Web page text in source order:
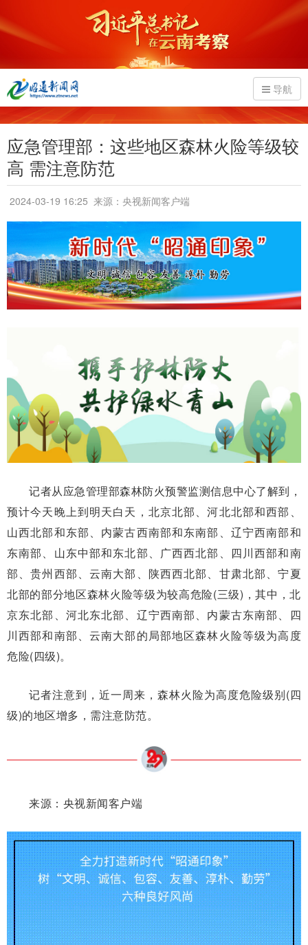
导航
应急管理部：这些地区森林火险等级较
高 需注意防范
2024-03-19 16:25 来源：央视新闻客户端
记者从应急管理部森林防火预警监测信息中心了解到，
预计今天晚上到明天白天，北京北部、河北北部和西部、
山西北部和东部、内蒙古西南部和东南部、辽宁西南部和
东南部、山东中部和东北部、广西西北部、四川西部和南
部、贵州西部、云南大部、陕西西北部、甘肃北部、宁夏
北部的部分地区森林火险等级为较高危险(三级)，其中，北
京东北部、河北东北部、辽宁西南部、内蒙古东南部、四
川西部和南部、云南大部的局部地区森林火险等级为高度
危险(四级)。
记者注意到，近一周来，森林火险为高度危险级别(四
级)的地区增多，需注意防范。
来源：央视新闻客户端